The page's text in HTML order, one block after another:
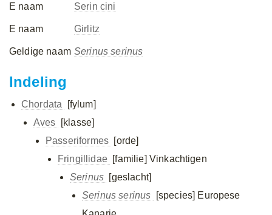
E naam Serin cini
E naam Girlitz
Geldige naam Serinus serinus
Indeling
Chordata
[fylum]
Aves
[klasse]
Passeriformes [orde]
Fringillidae [familie] Vinkachtigen
Serinus [geslacht]
Serinus serinus
[species] Europese